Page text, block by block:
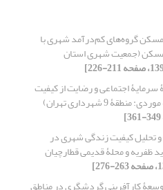
مسکن گروه‌های کم‌درآمد شهری با
مسکن (جمعیت شهری استان
سرمایۀ اجتماعی و رضایت از کیفیت
9 شهرداری تهران)
و تحلیل کیفیت زندگی شهری در
ظفریه و محلۀ قدیمی قطارچیان
کارآفرینی گردشگری در مناطق